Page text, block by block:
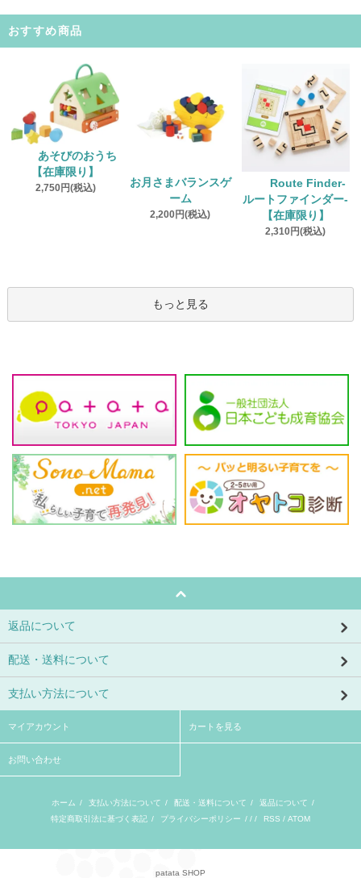
おすすめ商品
あそびのおうち
【在庫限り】
2,750円(税込)
お月さまバランスゲ
ーム
2,200円(税込)
Route Finder‐
ルートファインダー‐
【在庫限り】
2,310円(税込)
もっと見る
返品について
配送・送料について
支払い方法について
マイアカウント カートを見る
お問い合わせ
ホーム / 支払い方法について / 配送・送料について / 返品について /
特定商取引法に基づく表記 / プライバシーポリシー / / / RSS / ATOM
patata SHOP